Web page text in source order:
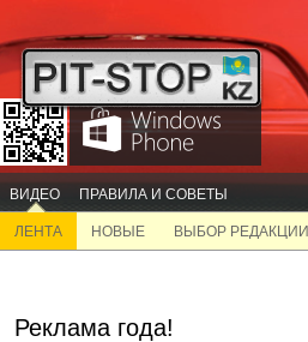
ВИДЕО ПРАВИЛА И СОВЕТЫ
ЛЕНТА НОВЫЕ ВЫБОР РЕДАКЦИИ
Реклама года!